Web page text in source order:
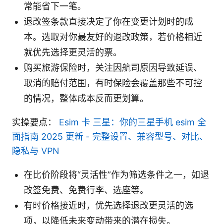
常能省下一笔。
退改签条款直接决定了你在变更计划时的成
本。选取对你最友好的退改政策，若价格相近
就优先选择更灵活的票。
购买旅游保险时，关注因航司原因导致延误、
取消的赔付范围，有时保险会覆盖那些不可控
的情况，整体成本反而更划算。
实操要点： Esim 卡 三星：你的三星手机 esim 全
面指南 2025 更新 - 完整设置、兼容型号、对比、
隐私与 VPN
在比价阶段将“灵活性”作为筛选条件之一，如退
改签免费、免费行李、选座等。
有时价格接近时，优先选择退改更灵活的选
项，以降低未来变动带来的潜在损失。